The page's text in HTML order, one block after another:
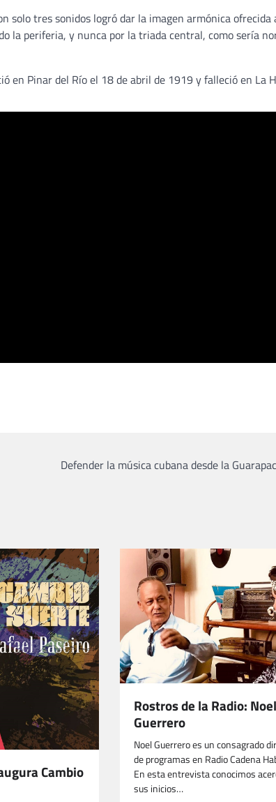
solo tres sonidos logró dar la imagen armónica ofrecida
la periferia, y nunca por la triada central, como sería
en Pinar del Río el 18 de abril de 1919 y falleció en La
Defender la música cubana desde la
Cambio
Rostros de la Radio: Noel
Guerrero
Noel Guerrero es un consagrado
de programas en Radio Cadena
En esta entrevista conocimos
sus inicios…